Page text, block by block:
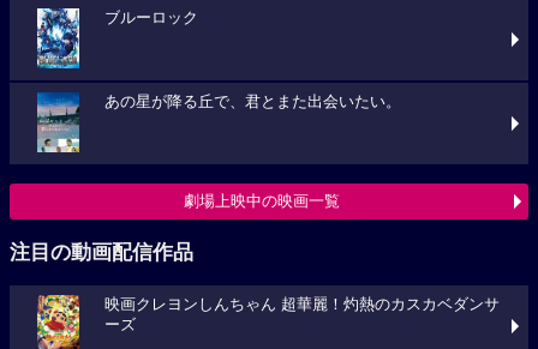
ブルーロック
あの星が降る丘で、君とまた出会いたい。
劇場上映中の映画一覧
注目の動画配信作品
映画クレヨンしんちゃん 超華麗！灼熱のカスカベダンサ
ーズ